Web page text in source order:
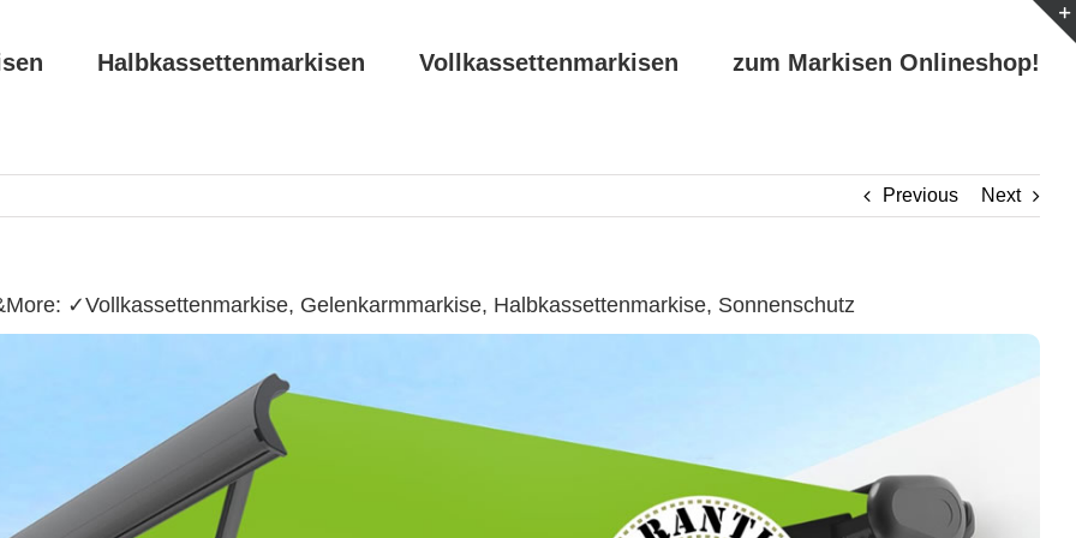
Halbkassettenmarkisen Vollkassettenmarkisen zum Markisen Onlineshop!
Previous Next
✓Vollkassettenmarkise, Gelenkarmmarkise, Halbkassettenmarkise, Sonnenschutz